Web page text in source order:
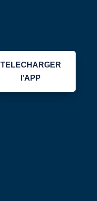
TELECHARGER
l'APP